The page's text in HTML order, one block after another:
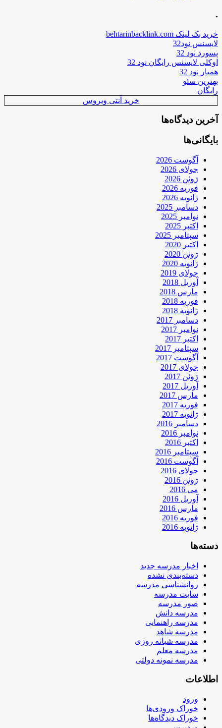
.
خرید بک لینک behtarinbacklink.com
لایسنس نود32
پسورد نود 32
اوکلی لایسنس رایگان نود 32
همیار نود 32
بهترین سئو
رایگان
خرید آنتی ویروس
آخرین دیدگاه‌ها
بایگانی‌ها
آگوست 2026
جولای 2026
ژوئن 2026
فوریه 2026
ژانویه 2026
دسامبر 2025
نوامبر 2025
اکتبر 2025
سپتامبر 2025
اکتبر 2020
ژوئن 2020
ژانویه 2020
جولای 2019
آوریل 2018
مارس 2018
فوریه 2018
ژانویه 2018
دسامبر 2017
نوامبر 2017
اکتبر 2017
سپتامبر 2017
آگوست 2017
جولای 2017
ژوئن 2017
آوریل 2017
مارس 2017
فوریه 2017
ژانویه 2017
دسامبر 2016
نوامبر 2016
اکتبر 2016
سپتامبر 2016
آگوست 2016
جولای 2016
ژوئن 2016
می 2016
آوریل 2016
مارس 2016
فوریه 2016
ژانویه 2016
دسته‌ها
اخبار مدرسه جدید
دسته‌بندی نشده
روانشناسی مدرسه
سایت مدرسه
صور مدرسه
مدرسه دانش
مدرسه راهنمایی
مدرسه شاهد
مدرسه شبانه روزی
مدرسه معلم
مدرسه نمونه دولتی
اطلاعات
ورود
خوراک ورودی‌ها
خوراک دیدگاه‌ها